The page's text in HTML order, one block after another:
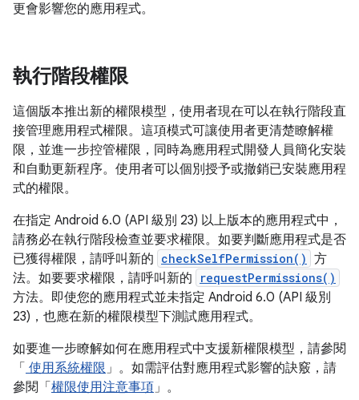
更會影響您的應用程式。
執行階段權限
這個版本推出新的權限模型，使用者現在可以在執行階段直
接管理應用程式權限。這項模式可讓使用者更清楚瞭解權
限，並進一步控管權限，同時為應用程式開發人員簡化安裝
和自動更新程序。使用者可以個別授予或撤銷已安裝應用程
式的權限。
在指定 Android 6.0 (API 級別 23) 以上版本的應用程式中，
請務必在執行階段檢查並要求權限。如要判斷應用程式是否
已獲得權限，請呼叫新的 checkSelfPermission() 方
法。如要要求權限，請呼叫新的
requestPermissions()
方法。即使您的應用程式並未指定 Android 6.0 (API 級別
23)，也應在新的權限模型下測試應用程式。
如要進一步瞭解如何在應用程式中支援新權限模型，請參閱
「 使用系統權限」。如需評估對應用程式影響的訣竅，請
參閱「 權限使用注意事項」。